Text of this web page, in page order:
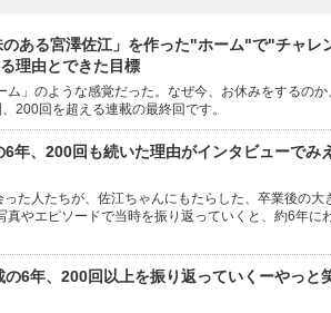
ある宮澤佐江」を作った"ホーム"で"チャレ
理由とできた目標
」のような感覚だった。なぜ今、お休みをするのか
200回を超える連載の最終回です。
年、200回も続いた理由がインタビューでみ
た人たちが、佐江ちゃんにもたらした、卒業後の大
やエピソードで当時を振り返っていくと、約6年に
6年、200回以上を振り返っていくーやっと